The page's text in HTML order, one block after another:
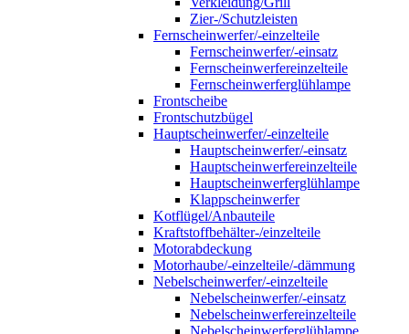
Zier-/Schutzleisten
Fernscheinwerfer/-einzelteile
Fernscheinwerfer/-einsatz
Fernscheinwerfereinzelteile
Fernscheinwerferglühlampe
Frontscheibe
Frontschutzbügel
Hauptscheinwerfer/-einzelteile
Hauptscheinwerfer/-einsatz
Hauptscheinwerfereinzelteile
Hauptscheinwerferglühlampe
Klappscheinwerfer
Kotflügel/Anbauteile
Kraftstoffbehälter-/einzelteile
Motorabdeckung
Motorhaube/-einzelteile/-dämmung
Nebelscheinwerfer/-einzelteile
Nebelscheinwerfer/-einsatz
Nebelscheinwerfereinzelteile
Nebelscheinwerferglühlampe